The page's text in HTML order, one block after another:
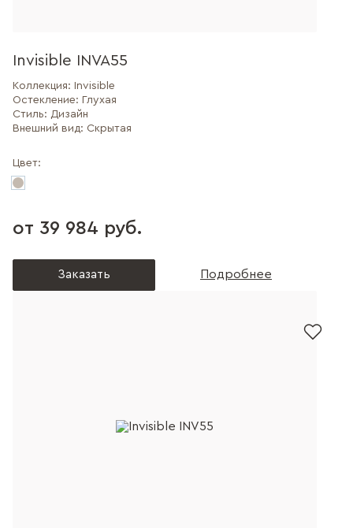
Invisible INVA55
Коллекция: Invisible
Остекление: Глухая
Стиль: Дизайн
Внешний вид: Скрытая
Цвет:
от 39 984 руб.
Заказать Подробнее